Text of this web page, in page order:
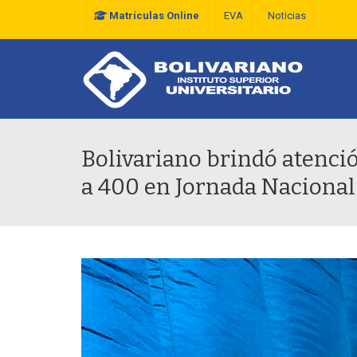
Matrículas Online EVA Noticias
Bolivariano brindó
a 400 en Jornada